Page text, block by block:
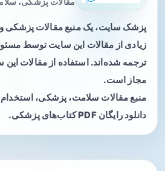
پزشک سایت، یک منبع مقالات
زیادی از مقالات این سایت توسط
ترجمه شده‌اند. استفاده از مقالات این
مجاز است.
منبع مقالات سلامت، پزشکی،
دانلود رایگان PDF کتاب‌های پزشکی.